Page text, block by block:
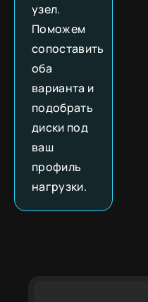
узел.
Поможем
сопоставить
оба
варианта и
подобрать
диски под
ваш
профиль
нагрузки.